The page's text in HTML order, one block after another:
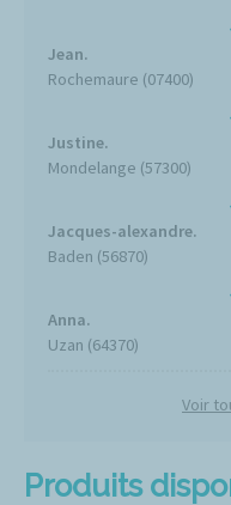
Produits
Jean.
Rochemaure (07400)
Justine.
Mondelange (57300)
Jacques-alexandre.
Baden (56870)
Anna.
Uzan (64370)
Voir